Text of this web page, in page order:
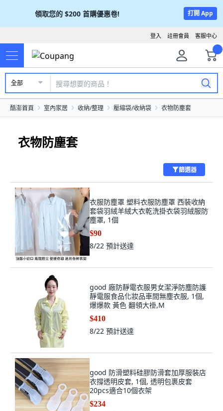
領取您的 $200 首購優惠卷! 打開 App
客服中心
註冊會員
登入
全部
酷澎首頁 室內家居 收納/整理 壓縮袋/收納袋 衣物防塵套
衣物防塵套
篩選器
衣服防塵罩 塑料衣服防塵罩 西裝收納
套袋羽絨羊絨大衣乾洗掛衣袋羽絨服防
塵罩, 1個
$90
8/22 預計送達
good 廠防靜電衣服男女潔淨防塵防護
靜電服食品化妝品車間無塵衣服, 1個,
爆爆款 黃色 翻領大褂,M
$410
8/22 預計送達
good 防滑塑料硅膠防滑套加厚服裝店
衣撐透明皮套, 1個, 透明包裹皮套
20pcs適合10個衣架
$234